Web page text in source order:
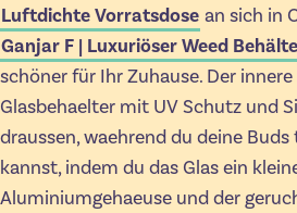
Luftdichte Vorratsdose an sich in
Ganjar F | Luxuriöser Weed
schöner für Ihr Zuhause. Der
Glasbehaelter mit UV Schutz und
draussen, waehrend du deine
kannst, indem du das Glas ein
Aluminiumgehaeuse und der